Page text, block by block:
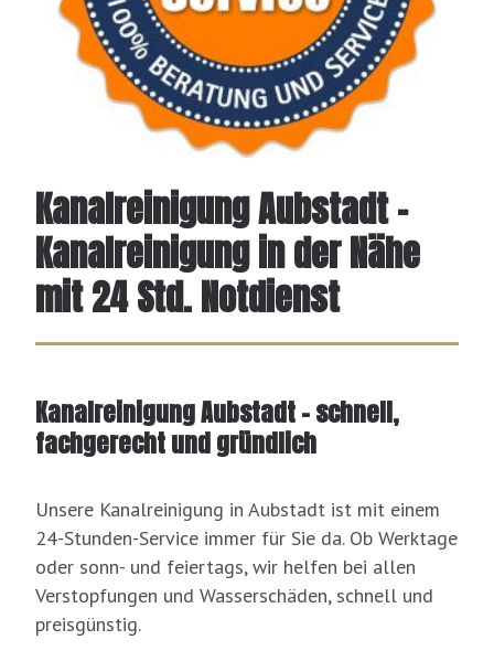
Kanalreinigung Aubstadt -
Kanalreinigung in der Nähe
mit 24 Std. Notdienst
Kanalreinigung Aubstadt – schnell,
fachgerecht und gründlich
Unsere Kanalreinigung in Aubstadt ist mit einem
24-Stunden-Service immer für Sie da. Ob Werktage
oder sonn- und feiertags, wir helfen bei allen
Verstopfungen und Wasserschäden, schnell und
preisgünstig.